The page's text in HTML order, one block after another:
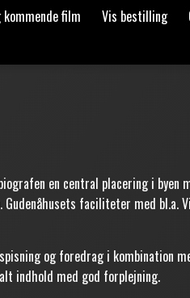
film Vis bestilling
en central placering i byen
faciliteter med bl.a.
og foredrag i kombination
indhold med god forplejning.